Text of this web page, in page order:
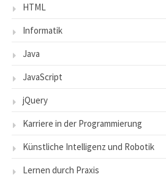
HTML
Informatik
Java
JavaScript
jQuery
Karriere in der Programmierung
Künstliche Intelligenz und Robotik
Lernen durch Praxis